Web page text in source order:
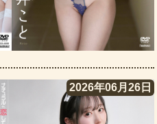
2026年06月26日